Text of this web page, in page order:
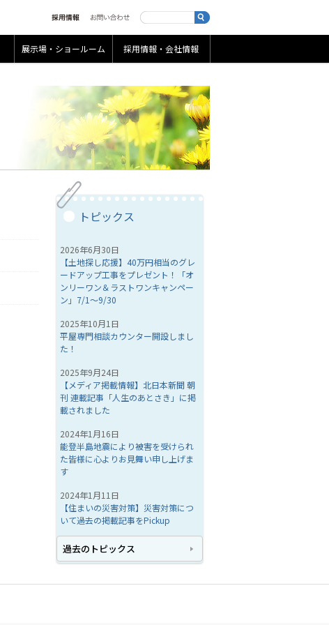
展示場・ショールーム 採用情報・会社情報
トピックス
2026年6月30日
【土地探し応援】40万円相当のグレ
ードアップ工事をプレゼント！「オ
ンリーワン＆ラストワンキャンペー
ン」7/1～9/30
2025年10月1日
平屋専門相談カウンター開設しまし
た！
2025年9月24日
【メディア掲載情報】北日本新聞 朝
刊 連載記事「人生のあとさき」に掲
載されました
2024年1月16日
能登半島地震により被害を受けられ
た皆様に心よりお見舞い申し上げま
す
2024年1月11日
【住まいの災害対策】災害対策につ
いて過去の掲載記事をPickup
過去のトピックス